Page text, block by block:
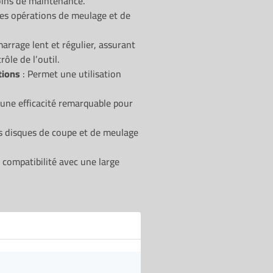
opérations de meulage et de
lent et régulier, assurant
de l’outil.
: Permet une utilisation
efficacité remarquable pour
de coupe et de meulage
avec une large